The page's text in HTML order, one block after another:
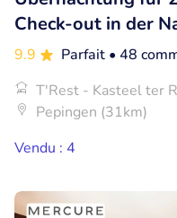
Check-out in der
9.9 Parfait • 48
T'Rest - Kasteel ter
Pepingen (31km)
Vendu : 4